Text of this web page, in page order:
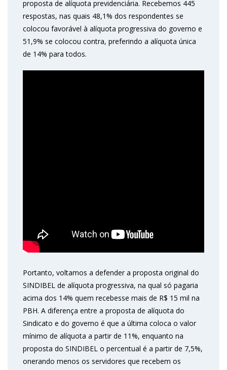
proposta de alíquota previdenciária. Recebemos 445
respostas, nas quais 48,1% dos respondentes se
colocou favorável à alíquota progressiva do governo e
51,9% se colocou contra, preferindo a alíquota única
de 14% para todos.
Portanto, voltamos a defender a proposta original do
SINDIBEL de alíquota progressiva, na qual só pagaria
acima dos 14% quem recebesse mais de R$ 15 mil na
PBH. A diferença entre a proposta de alíquota do
Sindicato e do governo é que a última coloca o valor
mínimo de alíquota a partir de 11%, enquanto na
proposta do SINDIBEL o percentual é a partir de 7,5%,
onerando menos os servidores que recebem os